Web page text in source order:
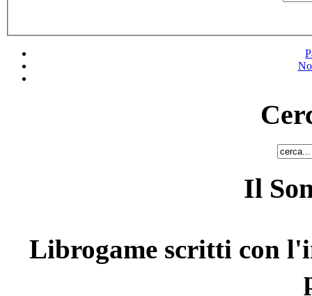
Il
Librogame scritti con